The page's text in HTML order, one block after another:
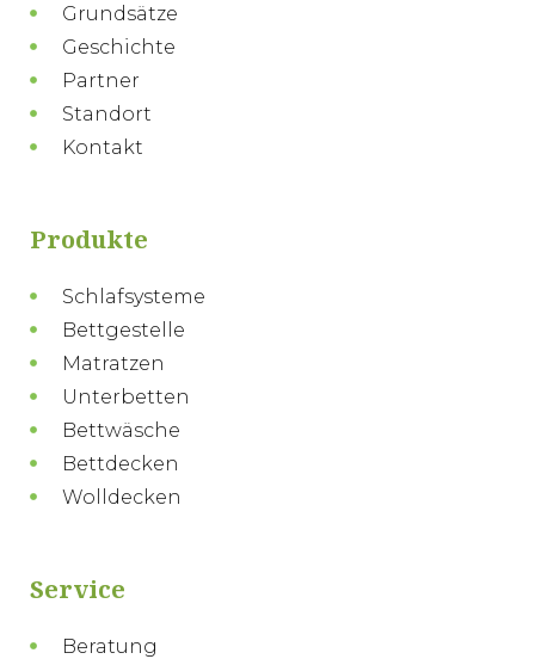
Grundsätze
Geschichte
Partner
Standort
Kontakt
Produkte
Schlafsysteme
Bettgestelle
Matratzen
Unterbetten
Bettwäsche
Bettdecken
Wolldecken
Service
Beratung